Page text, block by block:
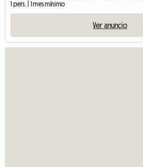
1 pers. | 1 mes mínimo
Ver anuncio